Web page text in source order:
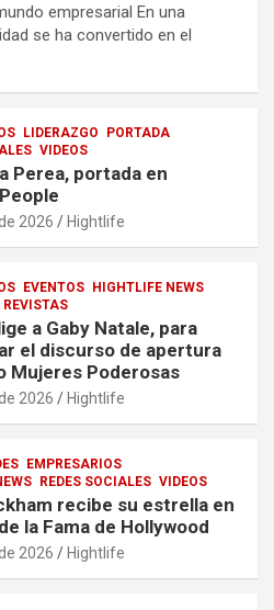
empresarial En una
se ha convertido en el
LIDERAZGO
PORTADA
VIDEOS
Perea, portada en
2026 Hightlife
EVENTOS
HIGHTLIFE NEWS
REVISTAS
a Gaby Natale, para
el discurso de apertura
Mujeres Poderosas
2026 Hightlife
EMPRESARIOS
REDES SOCIALES VIDEOS
recibe su estrella en
la Fama de Hollywood
2026 Hightlife